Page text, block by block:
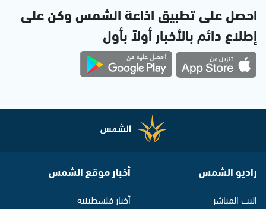
احصل على تطبيق اذاعة الشمس وكن على
إطلاع دائم بالأخبار أولاً بأول
راديو الشمس
البث المباشر
أخبار موقع الشمس
أخبار فلسطينية